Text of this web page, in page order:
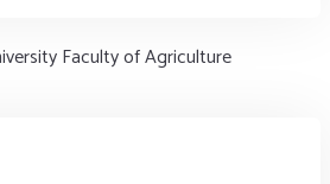
Faculty of Agriculture